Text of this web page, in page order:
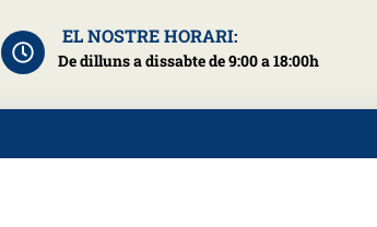
EL NOSTRE HORARI:
De dilluns a dissabte de 9:00 a 18:00h